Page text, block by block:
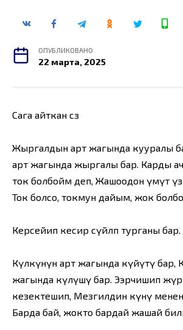
ОПУБЛИКОВАНО
22 марта, 2025
Сага айткан сөз
Жыргалдын арт жагында кууралы
арт жагында жыргалы бар. Карды
ток болбойм деп, Жашоодон үмүт
Ток болсо, токмун дайым, жок
Керсейип кесир сүйлөп турганы бар.
Күлкүнүн арт жагында күйүтү бар,
жагында күлүшү бар. Ээрчишип
кезектешип, Мезгилдин күнү
Барда бай, жокто бардай жашай